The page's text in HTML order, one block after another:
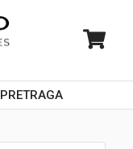
PRETRAGA